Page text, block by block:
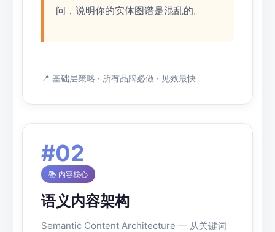
问，说明你的实体图谱是混乱的。
📍 基础层策略 · 所有品牌必做 · 见效最快
#02
📚 内容核心
语义内容架构
Semantic Content Architecture — 从关键词